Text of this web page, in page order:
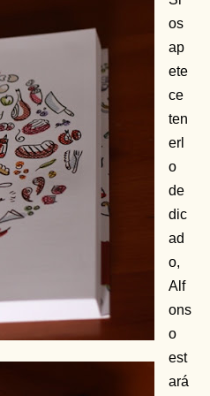
os
ap
ete
ce
ten
erl
o
de
dic
ad
o,
Alf
ons
o
est
ará